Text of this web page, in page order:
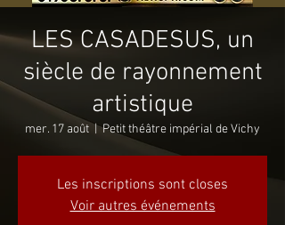
LES CASADESUS, un
siècle de rayonnement
artistique
mer. 17 août
  |
Petit théâtre impérial de Vichy
Les inscriptions sont closes
Voir autres événements